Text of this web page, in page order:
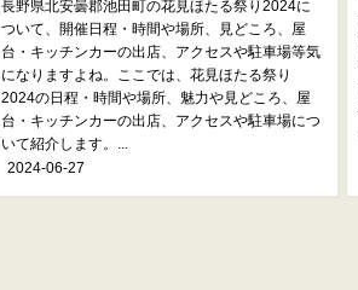
長野県北安曇郡池田町の花見ほたる祭り2024に
ついて、開催日程・時間や場所、見どころ、屋
台・キッチンカーの出店、アクセスや駐車場等気
になりますよね。ここでは、花見ほたる祭り
2024の日程・時間や場所、魅力や見どころ、屋
台・キッチンカーの出店、アクセスや駐車場につ
いて紹介します。...
2024-06-27